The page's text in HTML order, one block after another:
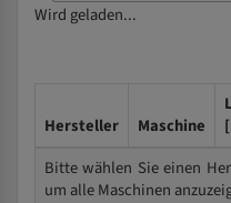
Wird geladen...
Hersteller Maschine
Bitte wählen Sie einen
um alle Maschinen